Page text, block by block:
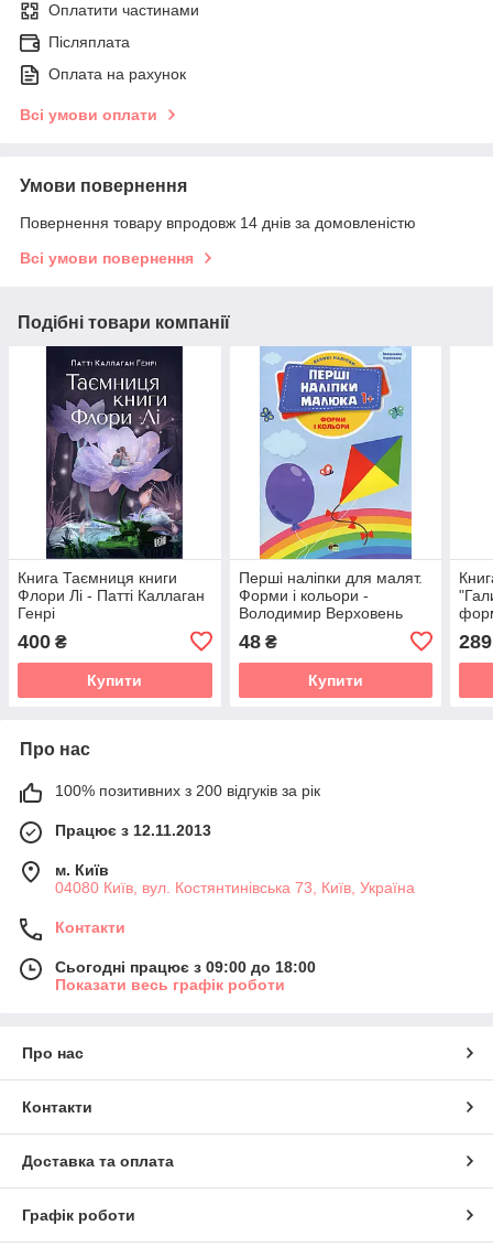
Оплатити частинами
Післяплата
Оплата на рахунок
Всі умови оплати
Умови повернення
Повернення товару впродовж 14 днів за домовленістю
Всі умови повернення
Подібні товари компанії
Книга Таємниця книги
Флори Лі - Патті Каллаган
Генрі
400 ₴
Купити
Перші наліпки для малят.
Форми і кольори -
Володимир Верховень
48₴
Купити
289
Про нас
100% позитивних з 200 відгуків за рік
Працює з 12.11.2013
м. Київ
04080 Київ, вул. Костянтинівська 73, Київ, Україна
Контакти
Сьогодні працює з 09:00 до 18:00
Показати весь графік роботи
Про нас
Контакти
Доставка та оплата
Графік роботи